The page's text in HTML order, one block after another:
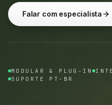
Falar com especialista
MODULAR & PLUG-IN
SUPORTE PT-BR